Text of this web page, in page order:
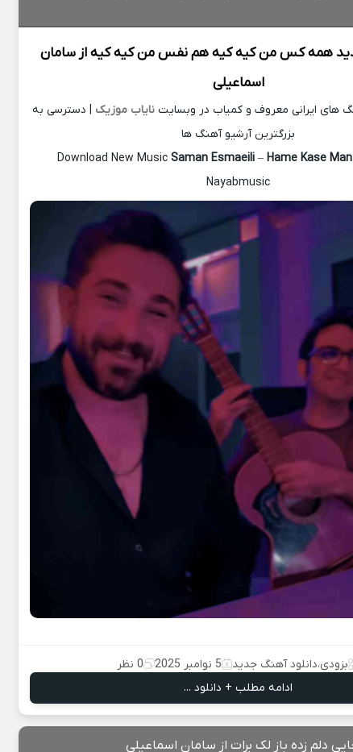
همه کس من کیه کیه هم نفس من کیه کیه ازسامان
اسماعیلی
های ایرانی معروف و کمیاب در وبسایتنایاب موزیک | دسترسی به
بزرگترین آرشیو آهنگ ها
Download New Music Saman Esmaeili– Hame Kase
Nayabmusic
بزودی،دانلود آهنگ جدید 5 نوامبر 2025
0 نظر
ادامه مطلب + دانلود ...
دلم زده باز لک برات از سامان اسماعیلی